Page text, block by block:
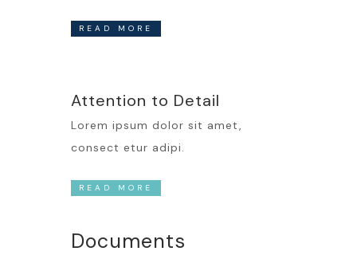
READ MORE
Attention to Detail
Lorem ipsum dolor sit amet,
consect etur adipi.
READ MORE
Documents